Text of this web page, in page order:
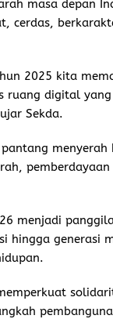
masa depan
cerdas,
2025 kita
ruang digital
Sekda.
menjadi
hingga generasi